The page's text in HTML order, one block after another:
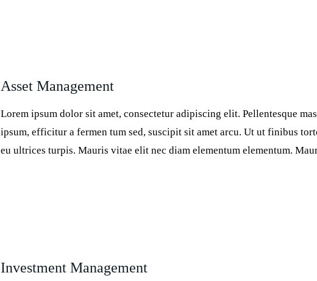
Asset Management
Lorem ipsum dolor sit amet, consectetur adipiscing elit. Pellentesque
ipsum, efficitur a fermen tum sed, suscipit sit amet arcu. Ut ut finibus
eu ultrices turpis. Mauris vitae elit nec diam elementum elementum.
Investment Management